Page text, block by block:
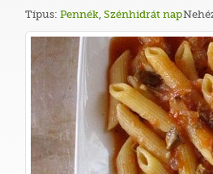
Típus: Pennék, Szénhidrát nap